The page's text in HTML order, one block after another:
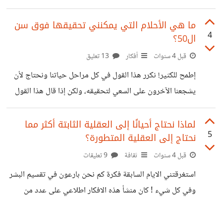
التيسيرات للمهتمين من الشباب والمستثمرين المهتمين بهذا النوع
من المشروعات، ويظهر ذلك جليا من الإرشادات الواسعة التي
أوردها القانون والاليات المرنة والمفصلة لتسهيل إقامة وإدارة
المشروعات المتوسطة والصغيرة ومتناهية الصغر. في ظل هذا
القانون يمكن لأي مستثمر اختيار واحدة من الطريقتين التي
حددهما القانون لتأسيس المشروعات: الطريقة الأولى: أن يتوجه
لتأسيس شركته وسوف
4
ما هي الأحلام التي يمكنني تحقيقها فوق سن
ال50؟
قبل 4 سنوات أفكار
​إطمح للكثير! نكرر هذا القول في كل مراحل حياتنا ونحتاج لأن
يشجعنا الآخرون على السعي لتحقيقه، ولكن إذا قال هذا القول
رجل أو إمرأة في الخمسين فنجده يواجه باستغراب الاخرين،
وسخريتهم احيانا. ​ وكلما تقدم العمر كلما زادت الدهشة
والسخرية، واتساءل لماذا ؟ لماذا إذا لم نحقق ما يسمى بالأشياء
الكبيرة بحلول سن الخمسين ، فنكون بذلك فقدنا الامل في
تحقيقها؟ ​ومن يحدد ما هو كبير؟ لقد حضرت حديث عائلي دار
مؤخرًا وقال أحدهم إنه بعد سن الخمسين لا يوجد
5
لماذا نحتاج أحيانًا إلى العقلية الثابتة أكثر مما
نحتاج إلى العقلية المتطورة؟
قبل 4 سنوات ثقافة
استغرقتني الايام السابقة فكرة كم نحن بارعون في تقسيم البشر
وفي كل شيء ! كان منشأ هذه الافكار اطلاعي على عدد من